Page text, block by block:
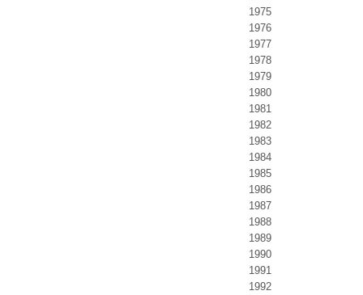
1975
1976
1977
1978
1979
1980
1981
1982
1983
1984
1985
1986
1987
1988
1989
1990
1991
1992